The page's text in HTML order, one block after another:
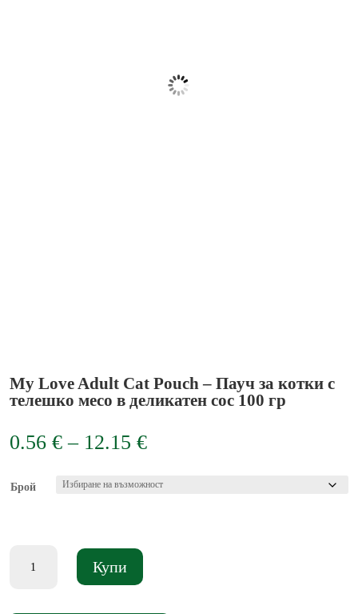
My Love Adult Cat Pouch – Пауч за котки с
телешко месо в деликатен сос 100 гр
0.56 € – 12.15 €Price
0.56 €
Брой
Купи